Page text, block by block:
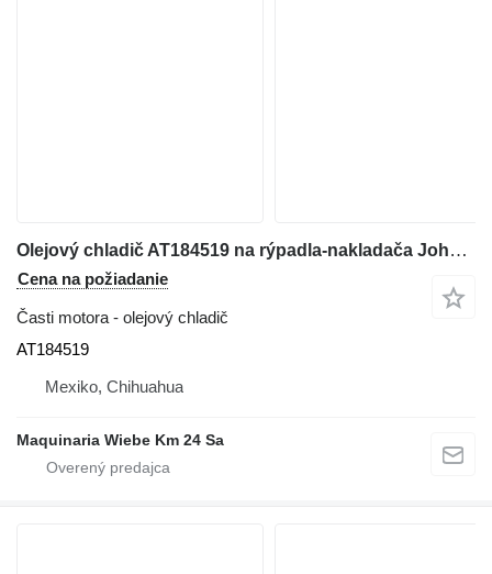
Olejový chladič AT184519 na rýpadla-nakladača John Deere 310G, 310SG, 315SG
Cena na požiadanie
Časti motora - olejový chladič
AT184519
Mexiko, Chihuahua
Maquinaria Wiebe Km 24 Sa